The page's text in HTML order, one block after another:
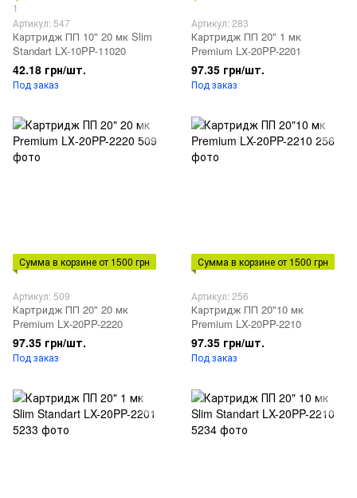
1
Артикул: 547
Картридж ПП 10" 20 мк Slim
Standart LX-10PP-11020
42.18 грн/шт.
Под заказ
Артикул: 283
Картридж ПП 20" 1 мк
Premium LХ-20PP-2201
97.35 грн/шт.
Под заказ
Сумма в корзине от 1500 грн
Артикул: 509
Картридж ПП 20" 20 мк
Premium LХ-20PP-2220
97.35 грн/шт.
Под заказ
Сумма в корзине от 1500 грн
Артикул: 256
Картридж ПП 20"10 мк
Premium LX-20PP-2210
97.35 грн/шт.
Под заказ